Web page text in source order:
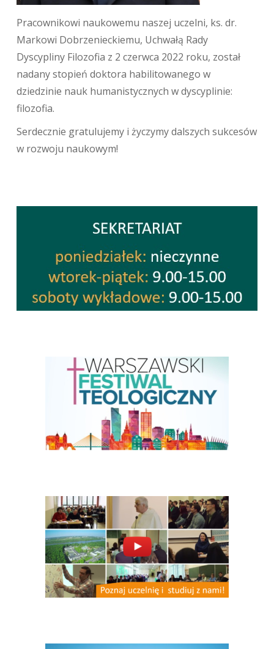
Pracownikowi naukowemu naszej uczelni, ks. dr.
Markowi Dobrzenieckiemu, Uchwałą Rady
Dyscypliny Filozofia z 2 czerwca 2022 roku, został
nadany stopień doktora habilitowanego w
dziedzinie nauk humanistycznych w dyscyplinie:
filozofia.
Serdecznie gratulujemy i życzymy dalszych sukcesów
w rozwoju naukowym!